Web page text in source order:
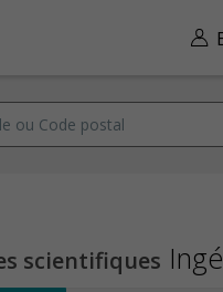
scientifiques